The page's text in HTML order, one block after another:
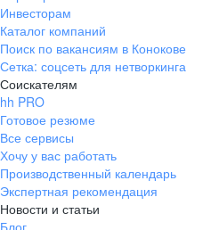
Инвесторам
Каталог компаний
Поиск по вакансиям в Конокове
Сетка: соцсеть для нетворкинга
Соискателям
hh PRO
Готовое резюме
Все сервисы
Хочу у вас работать
Производственный календарь
Экспертная рекомендация
Новости и статьи
Блог